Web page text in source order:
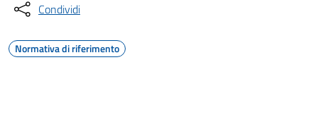
Condividi
Normativa di riferimento